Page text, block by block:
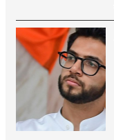
विलीन होण्याचा प्रस्ताव?